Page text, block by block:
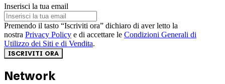
Inserisci la tua email
Premendo il tasto “Iscriviti ora” dichiaro di aver letto la
nostra Privacy Policy e di accettare le Condizioni Generali di
Utilizzo dei Siti e di Vendita.
ISCRIVITI ORA
Network